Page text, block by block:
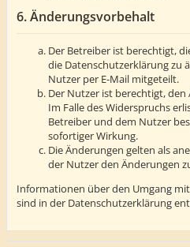
6. Änderungsvorbehalt
Der Betreiber ist berechtigt,
die Datenschutzerklärung zu
Nutzer per E-Mail mitgeteilt.
Der Nutzer ist berechtigt,
Im Falle des Widerspruchs
Betreiber und dem Nutzer
sofortiger Wirkung.
Die Änderungen gelten als
der Nutzer den Änderungen
Informationen über den Umgang
sind in der Datenschutzerklärung